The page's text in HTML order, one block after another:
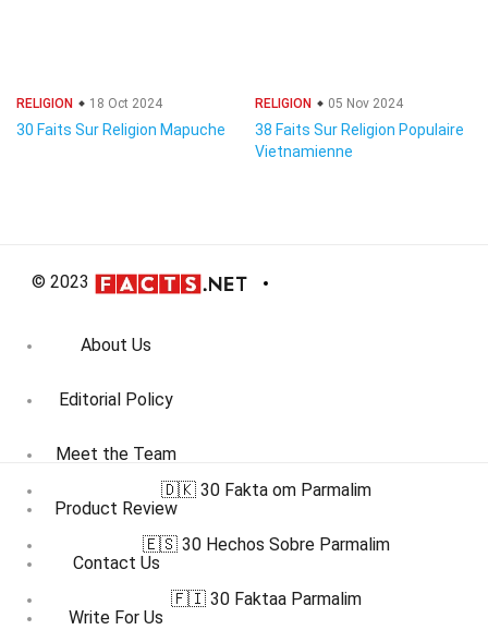
RELIGION 18 Oct 2024
30 Faits Sur Religion Mapuche
RELIGION 05 Nov 2024
38 Faits Sur Religion Populaire
Vietnamienne
© 2023
About Us
Editorial Policy
Meet the Team
Product Review
Contact Us
Write For Us
🇩🇰 30 Fakta om Parmalim
🇪🇸 30 Hechos Sobre Parmalim
🇫🇮 30 Faktaa Parmalim